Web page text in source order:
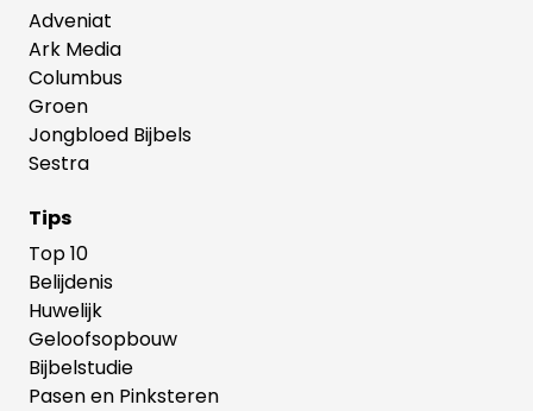
Adveniat
Ark Media
Columbus
Groen
Jongbloed Bijbels
Sestra
Tips
Top 10
Belijdenis
Huwelijk
Geloofsopbouw
Bijbelstudie
Pasen en Pinksteren